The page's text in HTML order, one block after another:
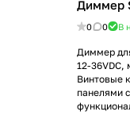
Диммер
0 0 В
Диммер
12-36VDC,
Винтовые
панелями